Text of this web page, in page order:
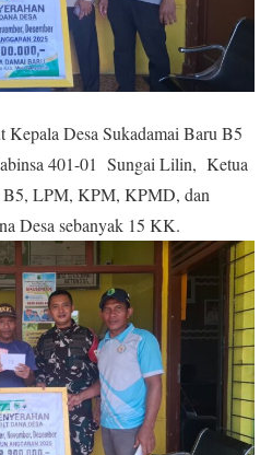
Kepala Desa Sukadamai Baru B5
401-01 Sungai Lilin, Ketua
LPM, KPM, KPMD, dan
Desa sebanyak 15 KK.